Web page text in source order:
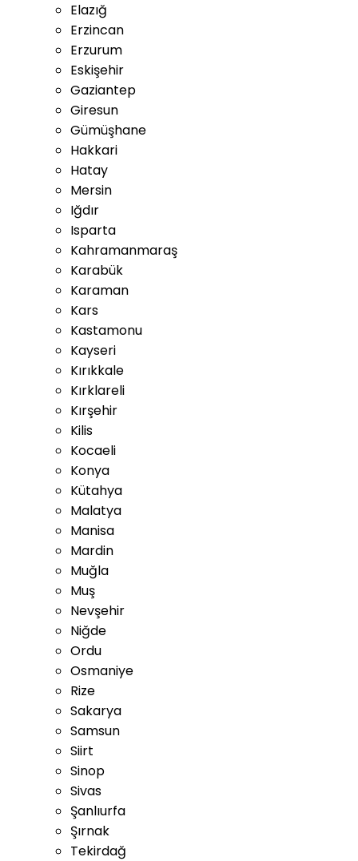
Elazığ
Erzincan
Erzurum
Eskişehir
Gaziantep
Giresun
Gümüşhane
Hakkari
Hatay
Mersin
Iğdır
Isparta
Kahramanmaraş
Karabük
Karaman
Kars
Kastamonu
Kayseri
Kırıkkale
Kırklareli
Kırşehir
Kilis
Kocaeli
Konya
Kütahya
Malatya
Manisa
Mardin
Muğla
Muş
Nevşehir
Niğde
Ordu
Osmaniye
Rize
Sakarya
Samsun
Siirt
Sinop
Sivas
Şanlıurfa
Şırnak
Tekirdağ